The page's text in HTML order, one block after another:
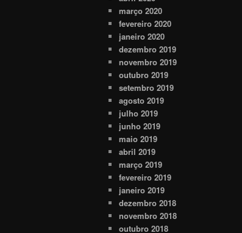
março 2020
fevereiro 2020
janeiro 2020
dezembro 2019
novembro 2019
outubro 2019
setembro 2019
agosto 2019
julho 2019
junho 2019
maio 2019
abril 2019
março 2019
fevereiro 2019
janeiro 2019
dezembro 2018
novembro 2018
outubro 2018